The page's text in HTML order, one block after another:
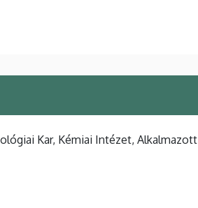
Kar, Kémiai Intézet, Alkalmazott